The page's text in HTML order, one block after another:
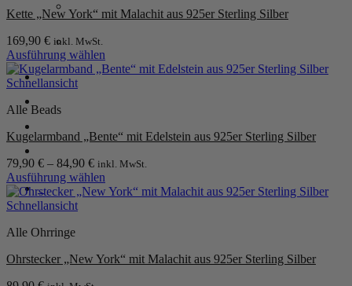
Anmelden / Registrieren
0
Kette „New York“ mit Malachit aus 925er Sterling Silber
169,90 € inkl. MwSt.
Ausführung wählen
Dieses
Produkt
mehrere
Varianten
auf.
Optionen
können
auf
der
gewählt
werden
Schnellansicht
Alle Beads
Kugelarmband „Bente“ mit Edelstein aus 925er Sterling Silber
79,90 € – 84,90 € inkl. MwSt.
Ausführung wählen
Dieses
Produkt
mehrere
auf.
Schnellansicht
Alle Ohrringe
Ohrstecker „New York“ mit Malachit aus 925er Sterling Silber